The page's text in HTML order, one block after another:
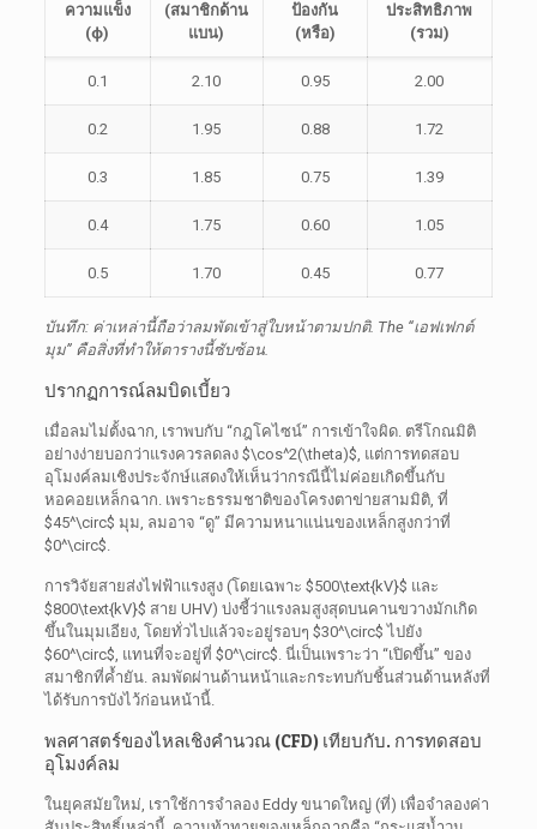
ความแข็ง
(ϕ)
(สมาชิกด้าน
แบน)
ป้องกัน
(หรือ)
ประสิทธิภาพ
(รวม)
0.1 2.10 0.95 2.00
0.2 1.95 0.88 1.72
0.3 1.85 0.75 1.39
0.4 1.75 0.60 1.05
0.5 1.70 0.45 0.77
บันทึก: ค่าเหล่านี้ถือว่าลมพัดเข้าสู่ใบหน้าตามปกติ. The“เอฟเฟกต์
มุม” คือสิ่งที่ทำให้ตารางนี้ซับซ้อน.
ปรากฏการณ์ลมบิดเบี้ยว
เมื่อลมไม่ตั้งฉาก, เราพบกับ “กฎโคไซน์” การเข้าใจผิด. ตรีโกณมิติ
อย่างง่ายบอกว่าแรงควรลดลง $\cos^2(\theta)$, แต่การทดสอบ
อุโมงค์ลมเชิงประจักษ์แสดงให้เห็นว่ากรณีนี้ไม่ค่อยเกิดขึ้นกับ
หอคอยเหล็กฉาก. เพราะธรรมชาติของโครงตาข่ายสามมิติ, ที่
$45^\circ$ มุม, ลมอาจ “ดู” มีความหนาแน่นของเหล็กสูงกว่าที่
$0^\circ$.
การวิจัยสายส่งไฟฟ้าแรงสูง (โดยเฉพาะ $500\text{kV}$ และ
$800\text{kV}$ สาย UHV) บ่งชี้ว่าแรงลมสูงสุดบนคานขวางมักเกิด
ขึ้นในมุมเอียง, โดยทั่วไปแล้วจะอยู่รอบๆ $30^\circ$ ไปยัง
$60^\circ$, แทนที่จะอยู่ที่ $0^\circ$. นี่เป็นเพราะว่า “เปิดขึ้น” ของ
สมาชิกที่ค้ำยัน. ลมพัดผ่านด้านหน้าและกระทบกับชิ้นส่วนด้านหลังที่
ได้รับการบังไว้ก่อนหน้านี้.
พลศาสตร์ของไหลเชิงคำนวณ (CFD) เทียบกับ. การทดสอบ
อุโมงค์ลม
ในยุคสมัยใหม่, เราใช้การจำลอง Eddy ขนาดใหญ่ (ที่) เพื่อจำลองค่า